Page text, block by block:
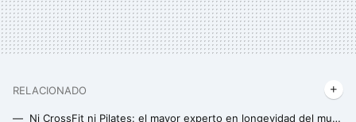
RELACIONADO
Ni CrossFit ni Pilates: el mayor experto en longevidad del mundo revela cuál es el mejor ejercicio a partir de los 50 años